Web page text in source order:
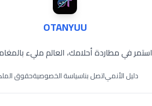
OTANYUU
استمر في مطاردة أحلامك، العالم مليء
دليل الأنمياتصل بناسياسة الخصوصيةحقوق